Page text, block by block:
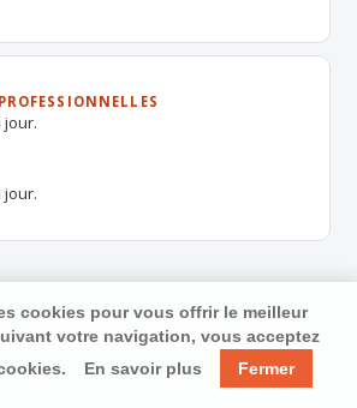
jour.
jour.
cookies pour vous offrir le meilleur
votre navigation, vous acceptez
En savoir plus Fermer